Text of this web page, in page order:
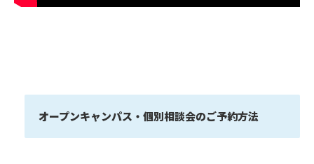
オープンキャンパス・個別相談会のご予約方法